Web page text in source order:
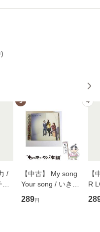
/
/
3
【中古】 My song
Your song / いきも
のがかり / [CD]
【メール便送料無
289円
4
【
R
産